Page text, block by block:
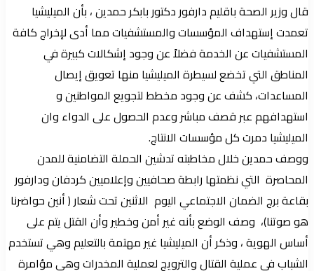
قال وزير الصحة باقليم دارفور دكتور بابكر حمدين ، بأن الميليشيا
تعمدت إستهداف المؤسسات والمستشفيات مما أدى لإخراج كافة
المستشفيات عن الخدمة فضلاً عن وجود إشكالات كبيرة في
المناطق التي تخضع لسيطرة الميليشيا منها تعويق إيصال
المساعدات، كشف عن وجود مخطط لتجويع المواطنين و
استهدافهم عبر قصف مباشر وعدم الحصول على الدواء وان
الميليشيا دمرت كل مؤسسات الانتاج.
ووصف حمدين خلال مخاطبته تدشين الحملة التضامنية للمدن
المحاصرة التي نظمتها رابطة صحافيين وإعلاميين كردفان ودارفور
بقاعة برج الضمان الاجتماعي اليوم الاثنين تحت شعار ( أنين حواضرنا
هو صوتنا)، وصف الوضع بأنه غير أمن وخطير وأن القتل يتم على
أساس الهوية ، وذكر أن الميليشيا غير مهتمة بالتعليم وهي تستخدم
الشباب في عملية القتال والترويج لعملية المخدرات وهي مؤامرة